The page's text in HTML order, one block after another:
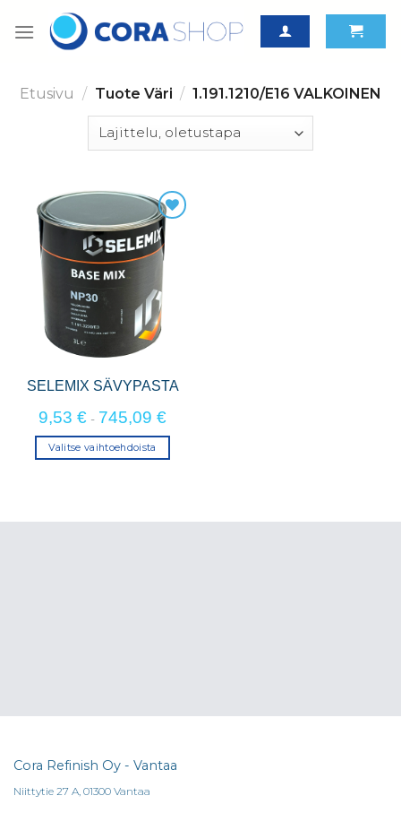
Etusivu / Tuote Väri / 1.191.1210/E16 VALKOINEN
SELEMIX SÄVYPASTA
9,53 € - 745,09 €
Valitse vaihtoehdoista
useampi
Cora Refinish Oy - Vantaa
Niittytie 27 A, 01300 Vantaa